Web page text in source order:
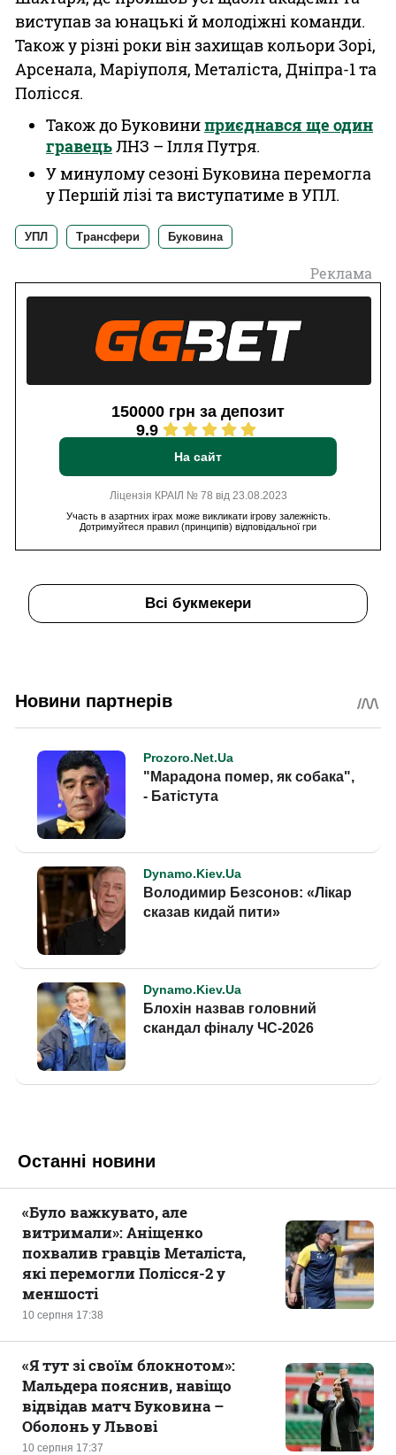
виступав за юнацькі й молодіжні команди.
Також у різні роки він захищав кольори Зорі,
Арсенала, Маріуполя, Металіста, Дніпра-1 та
Полісся.
Також до Буковиниприєднався ще один
гравецьЛНЗ – Ілля Путря.
У минулому сезоні Буковина перемогла
у Першій лізі та виступатиме в УПЛ.
УПЛ Трансфери Буковина
Реклама
150000 грн за депозит
9.9
На сайт
Ліцензія КРАІЛ № 78 від 23.08.2023
Участь в азартних іграх може викликати ігрову залежність.
Дотримуйтеся правил (принципів) відповідальної гри
Всі букмекери
Останні новини
10 серпня 17:38
«Було важкувато, але
витримали»: Аніщенко
похвалив гравців Металіста,
які перемогли Полісся-2 у
меншості
10 серпня 17:37
«Я тут зі своїм блокнотом»:
Мальдера пояснив, навіщо
відвідав матч Буковина –
Оболонь у Львові